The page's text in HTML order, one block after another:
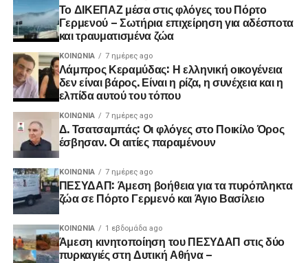
Το ΔΙΚΕΠΑΖ μέσα στις φλόγες του Πόρτο
Γερμενού – Σωτήρια επιχείρηση για αδέσποτα
και τραυματισμένα ζώα
ΚΟΙΝΩΝΊΑ 7 ημέρες ago
Λάμπρος Κεραμύδας: Η ελληνική οικογένεια
δεν είναι βάρος. Είναι η ρίζα, η συνέχεια και η
ελπίδα αυτού του τόπου
ΚΟΙΝΩΝΊΑ 7 ημέρες ago
Δ. Τσατσαμπάς: Οι φλόγες στο Ποικίλο Όρος
έσβησαν. Οι αιτίες παραμένουν
ΚΟΙΝΩΝΊΑ 7 ημέρες ago
ΠΕΣΥΔΑΠ: Άμεση βοήθεια για τα πυρόπληκτα
ζώα σε Πόρτο Γερμενό και Άγιο Βασίλειο
ΚΟΙΝΩΝΊΑ 1 εβδομάδα ago
Άμεση κινητοποίηση του ΠΕΣΥΔΑΠ στις δύο
πυρκαγιές στη Δυτική Αθήνα –